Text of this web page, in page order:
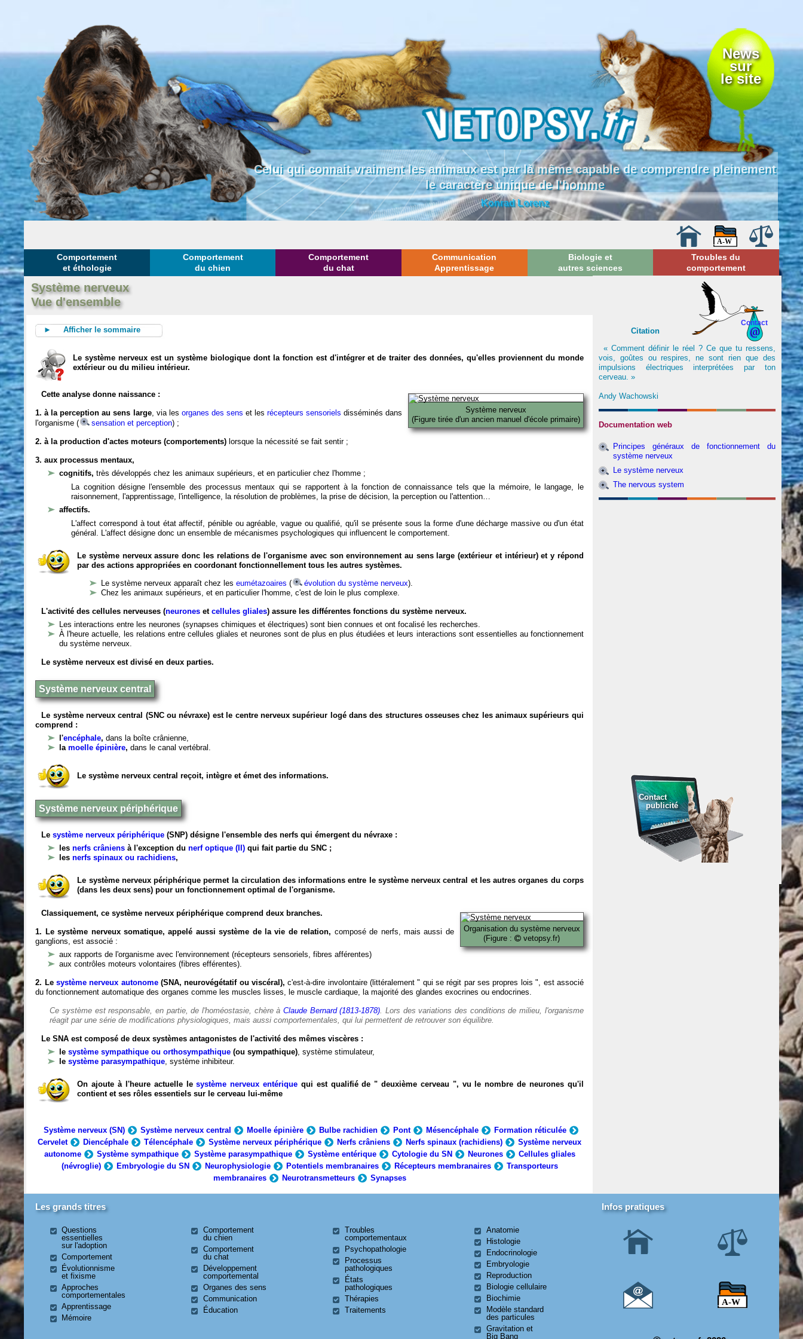
News
sur
le site
Celui qui connait vraiment les animaux est par là même capable de comprendre pleinement
le caractère unique de l'homme
Konrad Lorenz
Comportement
et éthologie
Comportement
du chien
Comportement
du chat
Communication
Apprentissage
Biologie et
autres sciences
Troubles du
comportement
Système nerveux
Vue d'ensemble
► Afficher le sommaire
Le système nerveux est un système biologique dont la fonction est d'intégrer et de traiter des données, qu'elles proviennent du monde
extérieur ou du milieu intérieur.
Système nerveux
(Figure tirée d'un ancien manuel d'école primaire)
Cette analyse donne naissance :
1. à la perception au sens large, via les organes des sens et les récepteurs sensoriels disséminés dans
l'organisme (
sensation et perception) ;
2. à la production d'actes moteurs (comportements) lorsque la nécessité se fait sentir ;
3. aux processus mentaux,
cognitifs,très développés chez les animaux supérieurs, et en particulier chez l'homme ;
La cognition désigne l'ensemble des processus mentaux qui se rapportent à la fonction de connaissance tels que la mémoire, le langage, le
raisonnement, l'apprentissage, l'intelligence, la résolution de problèmes, la prise de décision, la perception ou l'attention…
affectifs.
L'affect correspond à tout état affectif, pénible ou agréable, vague ou qualifié, qu'il se présente sous la forme d'une décharge massive ou d'un état
général. L'affect désigne donc un ensemble de mécanismes psychologiques qui influencent le comportement.
Le système nerveux assure donc les relations de l'organisme avec son environnement au sens large (extérieur et intérieur) et y répond
par des actions appropriées en coordonant fonctionnellement tous les autres systèmes.
Le système nerveux apparaît chez leseumétazoaires ( évolution du système nerveux).
Chez les animaux supérieurs, et en particulier l'homme, c'est de loin le plus complexe.
L'activité des cellules nerveuses (neurones etcellules gliales) assure les différentes fonctions du système nerveux.
Les interactions entre les neurones (synapses chimiques et électriques) sont bien connues et ont focalisé les recherches.
À l'heure actuelle, les relations entre cellules gliales et neurones sont de plus en plus étudiées et leurs interactions sont essentielles au fonctionnement
du système nerveux.
Le système nerveux est divisé en deux parties.
Système nerveux central
Le système nerveux central (SNC ou névraxe) est le centre nerveux supérieur logé dans des structures osseuses chez les animaux supérieurs qui
comprend :
l'encéphale,dans la boîte crânienne,
lamoelle épinière,dans le canal vertébral.
Le système nerveux central reçoit, intègre et émet des informations.
Système nerveux périphérique
Lesystème nerveux périphérique (SNP) désigne l'ensemble des nerfs qui émergent du névraxe :
lesnerfs crâniens à l'exception du nerf optique (II) qui fait partie du SNC ;
lesnerfs spinaux ou rachidiens,
Le système nerveux périphérique permet la circulation des informations entre le système nerveux central et les autres organes du corps
(dans les deux sens) pour un fonctionnement optimal de l'organisme.
Organisation du système nerveux
(Figure :
vetopsy.fr)
Classiquement, ce système nerveux périphérique comprend deux branches.
1. Le système nerveux somatique, appelé aussi système de la vie de relation, composé de nerfs, mais aussi de
ganglions, est associé :
aux rapports de l'organisme avec l'environnement (récepteurs sensoriels, fibres afférentes)
aux contrôles moteurs volontaires (fibres efférentes).
2. Le système nerveux autonome(SNA, neurovégétatif ou viscéral), c'est-à-dire involontaire (littéralement " qui se régit par ses propres lois ", est associé
du fonctionnement automatique des organes comme les muscles lisses, le muscle cardiaque, la majorité des glandes exocrines ou endocrines.
Ce système est responsable, en partie, de l'homéostasie, chère àClaude Bernard (1813-1878). Lors des variations des conditions de milieu, l'organisme
réagit par une série de modifications physiologiques, mais aussi comportementales, qui lui permettent de retrouver son équilibre.
Le SNA est composé de deux systèmes antagonistes de l'activité des mêmes viscères :
lesystème sympathique ou orthosympathique (ou sympathique), système stimulateur,
lesystème parasympathique, système inhibiteur.
On ajoute à l'heure actuelle lesystème nerveux entérique qui est qualifié de " deuxième cerveau ", vu le nombre de neurones qu'il
contient et ses rôles essentiels sur le cerveau lui-même
Système nerveux (SN) Système nerveux central Moelle épinière Bulbe rachidien Pont Mésencéphale
Formation réticulée
Cervelet
Diencéphale Télencéphale Système nerveux périphérique Nerfs crâniens Nerfs spinaux (rachidiens)
Système nerveux
autonome
Système sympathique Système parasympathique Système entérique Cytologie du SN Neurones
Cellules gliales
(névroglie)
Embryologie du SN Neurophysiologie Potentiels membranaires Récepteurs membranaires
Transporteurs
membranaires
Neurotransmetteurs Synapses
Contact
Citation
« Comment définir le réel ? Ce que tu ressens,
vois, goûtes ou respires, ne sont rien que des
impulsions électriques interprétées par ton
cerveau. »
Andy Wachowski
Documentation web
Principes généraux de fonctionnement du
système nerveux
Le système nerveux
The nervous system
Contact
publicité
Les grands titres
Questions
essentielles
sur l'adoption
Comportement
Évolutionnisme
et fixisme
Approches
comportementales
Apprentissage
Mémoire
Comportement
du chien
Comportement
du chat
Développement
comportemental
Organes des sens
Communication
Éducation
Troubles
comportementaux
Psychopathologie
Processus
pathologiques
États
pathologiques
Thérapies
Traitements
Anatomie
Histologie
Endocrinologie
Embryologie
Reproduction
Biologie cellulaire
Biochimie
Modèle standard
des particules
Gravitation et
Big Bang
Infos pratiques